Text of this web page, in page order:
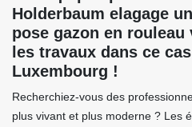
Holderbaum elagage
pose gazon en
les travaux dans ce
Luxembourg !
Recherchiez-vous des
plus vivant et plus moderne ? Les